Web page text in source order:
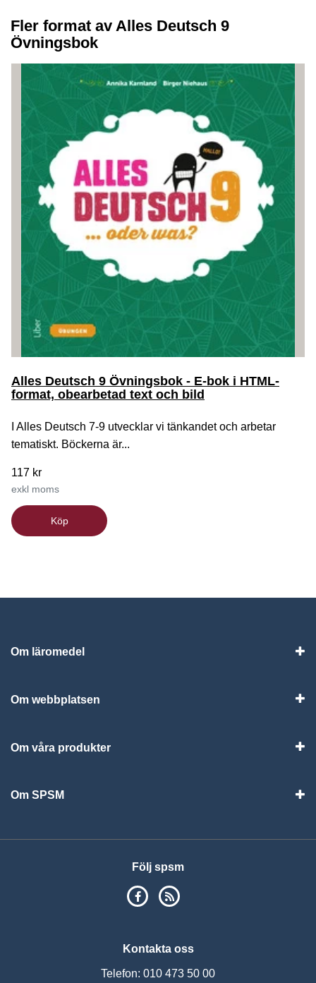
Fler format av Alles Deutsch 9
Övningsbok
Alles Deutsch 9 Övningsbok - E-bok i HTML-
format, obearbetad text och bild
I Alles Deutsch 7-9 utvecklar vi tänkandet och arbetar
tematiskt. Böckerna är...
117 kr
exkl moms
Köp
Om läromedel
Om webbplatsen
Om våra produkter
Om SPSM
Följ spsm
SPSM på Facebook
Kontakta oss
Telefon: 010 473 50 00